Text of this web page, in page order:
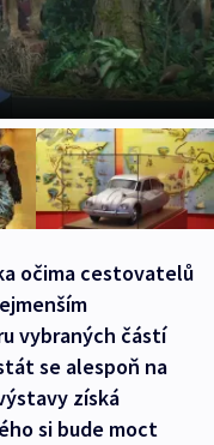
očima cestovatelů
vybraných částí
se alespoň na
získá
si bude moct